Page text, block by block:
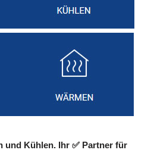
und Kühlen. Ihr ✅ Partner für